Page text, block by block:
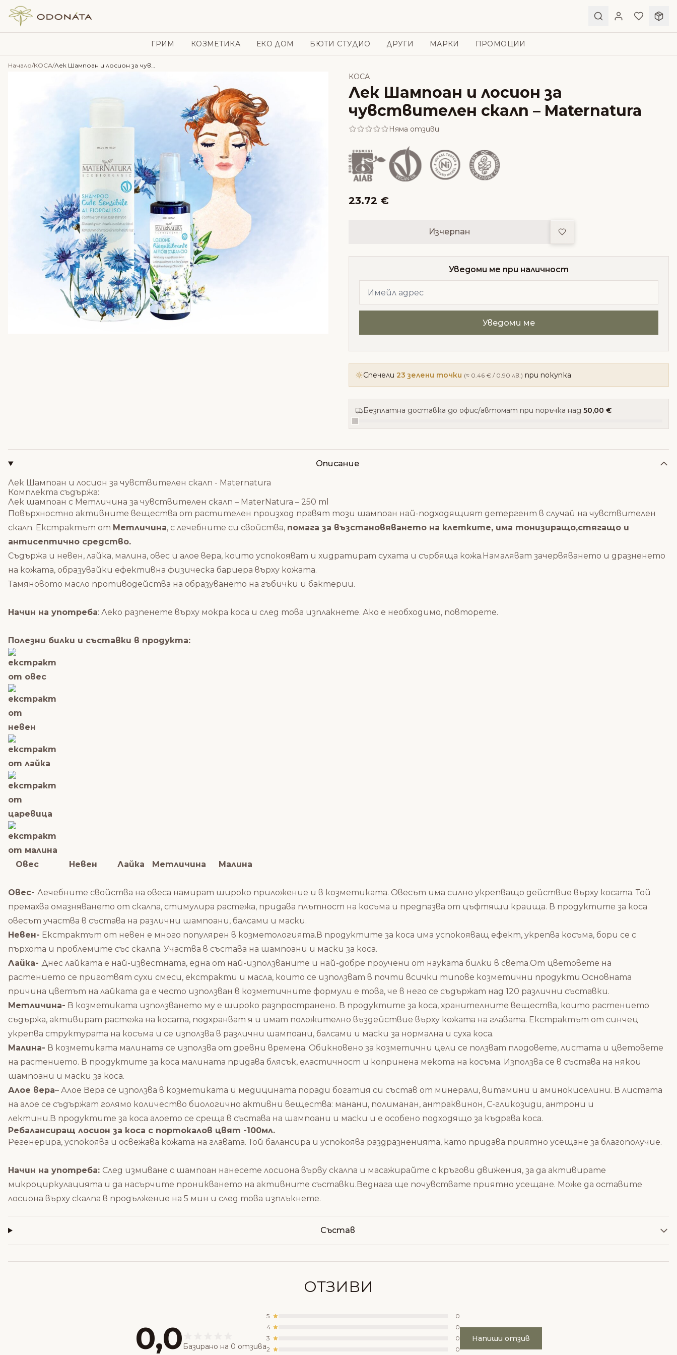
Skip to content
ГРИМ КОЗМЕТИКА ЕКО ДОМ БЮТИ СТУДИО ДРУГИ МАРКИ ПРОМОЦИИ
Начало/КОСА/ Лек Шампоан и лосион за чувствителен скалп – Maternatura
КОСА
Лек Шампоан и лосион за
чувствителен скалп – Maternatura
Няма отзиви
23.72 €
Изчерпан Добави в любими
Уведоми ме при наличност
Спечели 23 зелени точки (≈ 0.46 € / 0.90 лв.) при покупка
Безплатна доставка до офис/автомат при поръчка над 50,00 €
Описание
Лек Шампоан и лосион за чувствителен скалп - Maternatura
Комплекта съдържа:
Лек шампоан с Метличина за чувствителен скалп – MaterNatura – 250 ml
Повърхностно активните вещества от растителен произход правят този шампоан най-подходящият детергент в случай на чувствителен
скалп. Екстрактът от Метличина, с лечебните си свойства, помага за възстановяването на клетките, има тонизиращо,стягащо и
антисептично средство.
Съдържа и невен, лайка, малина, овес и алое вера, които успокояват и хидратират сухата и сърбяща кожа.Намаляват зачервяването и дразненето
на кожата, образувайки ефективна физическа бариера върху кожата.
Тамяновото масло противодейства на образуването на гъбички и бактерии.
Начин на употреба: Леко разпенете върху мокра коса и след това изплакнете. Ако е необходимо, повторете.
Полезни билки и съставки в продукта:
Овес Невен Лайка Метличина Малина
Овес- Лечебните свойства на овеса намират широко приложение и в козметиката. Овесът има силно укрепващо действие върху косата. Той
премахва омазняването от скалпа, стимулира растежа, придава плътност на косъма и предпазва от цъфтящи краища. В продуктите за коса
овесът участва в състава на различни шампоани, балсами и маски.
Невен- Екстрактът от невен е много популярен в козметологията.В продуктите за коса има успокояващ ефект, укрепва косъма, бори се с
пърхота и проблемите със скалпа. Участва в състава на шампоани и маски за коса.
Лайка- Днес лайката е най-известната, една от най-използваните и най-добре проучени от науката билки в света.От цветовете на
растението се приготвят сухи смеси, екстракти и масла, които се използват в почти всички типове козметични продукти.Основната
причина цветът на лайката да е често използван в козметичните формули е това, че в него се съдържат над 120 различни съставки.
Метличина- В козметиката използването му е широко разпространено. В продуктите за коса, хранителните вещества, които растението
съдържа, активират растежа на косата, подхранват я и имат положително въздействие върху кожата на главата. Екстрактът от синчец
укрепва структурата на косъма и се използва в различни шампоани, балсами и маски за нормална и суха коса.
Малина- В козметиката малината се използва от древни времена. Обикновено за козметични цели се ползват плодовете, листата и цветовете
на растението. В продуктите за коса малината придава блясък, еластичност и копринена мекота на косъма. Използва се в състава на някои
шампоани и маски за коса.
Алое вера– Алое Вера се използва в козметиката и медицината поради богатия си състав от минерали, витамини и аминокиселини. В листата
на алое се съдържат голямо количество биологично активни вещества: манани, полиманан, антраквинон, C-гликозиди, антрони и
лектини.В продуктите за коса алоето се среща в състава на шампоани и маски и е особено подходящо за къдрава коса.
Ребалансиращ лосион за коса с портокалов цвят -100мл.
Регенерира, успокоява и освежава кожата на главата. Той балансира и успокоява раздразненията, като придава приятно усещане за благополучие.
Начин на употреба: След измиване с шампоан нанесете лосиона върву скалпа и масажирайте с кръгови движения, за да активирате
микроциркулацията и да насърчите проникването на активните съставки.Веднага ще почувствате приятно усещане. Може да оставите
лосиона върху скалпа в продължение на 5 мин и след това изплъкнете.
Състав
ОТЗИВИ
0,0 Базирано на 0 отзива
5
0
4
0
3
0
2
0
Напиши отзив